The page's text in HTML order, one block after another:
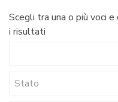
Scegli tra una o più voci
i risultati
Stato